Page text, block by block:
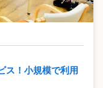
ス！小規模で利用